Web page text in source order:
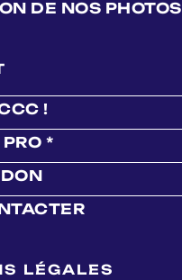
DE NOS PHOTOS
!
*
LÉGALES